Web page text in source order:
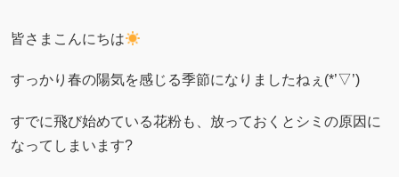
皆さまこんにちは
すっかり春の陽気を感じる季節になりましたねぇ(*’▽’)
すでに飛び始めている花粉も、放っておくとシミの原因に
なってしまいます?